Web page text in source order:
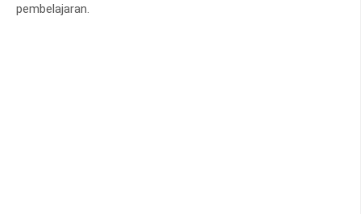
pembelajaran.